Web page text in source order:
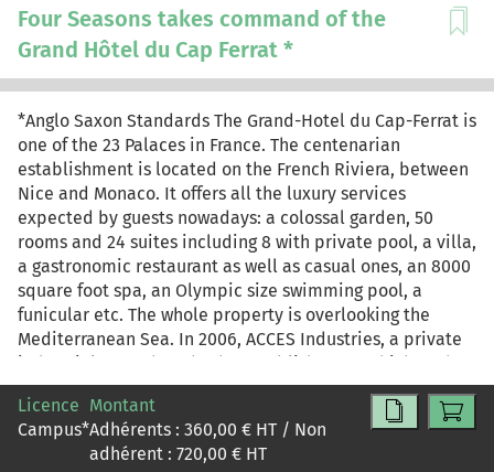
Four Seasons takes command of the
Grand Hôtel du Cap Ferrat *
*Anglo Saxon Standards The Grand-Hotel du Cap-Ferrat is
one of the 23 Palaces in France. The centenarian
establishment is located on the French Riviera, between
Nice and Monaco. It offers all the luxury services
expected by guests nowadays: a colossal garden, 50
rooms and 24 suites including 8 with private pool, a villa,
a gastronomic restaurant as well as casual ones, an 8000
square foot spa, an Olympic size swimming pool, a
funicular etc. The whole property is overlooking the
Mediterranean Sea. In 2006, ACCES Industries, a private
industrial group bought the establishment, which at the
time was still managed by an independent director. In
2009, ACCESS decided to renovate it to satisfy the most
expecting clientele. Nevertheless, the occupancy rate
and the turnover are dramatically decreasing. As a
Licence
Campus*
Montant
Adhérents : 360,00 € HT / Non
adhérent : 720,00 € HT